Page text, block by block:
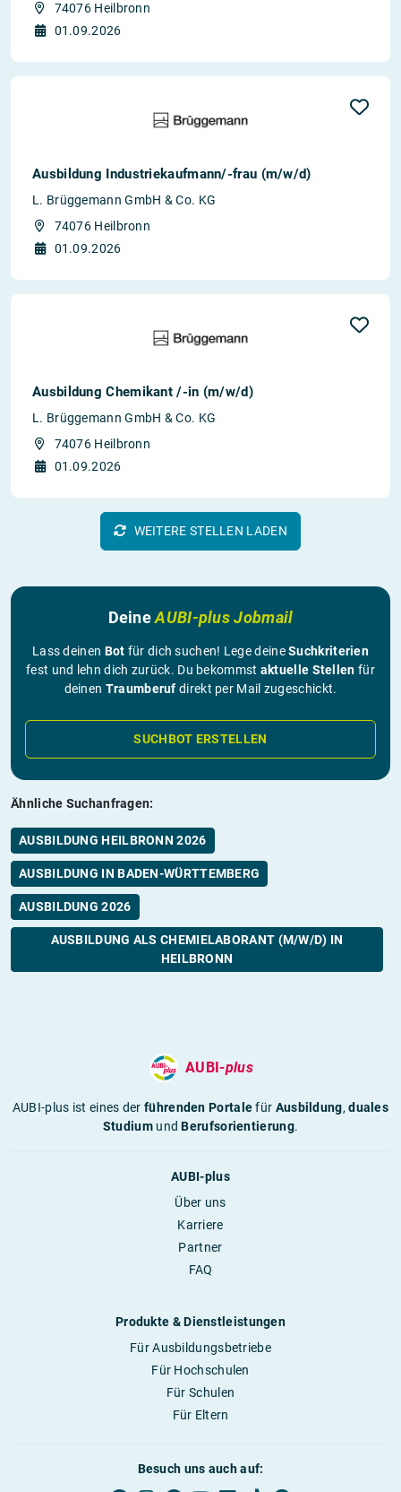
74076 Heilbronn
01.09.2026
Ausbildung Industriekaufmann/-frau (m/w/d)
L. Brüggemann GmbH & Co. KG
74076 Heilbronn
01.09.2026
Ausbildung Chemikant /-in (m/w/d)
L. Brüggemann GmbH & Co. KG
74076 Heilbronn
01.09.2026
WEITERE STELLEN LADEN
DeineAUBI-plus Jobmail
Lass deinen Bot für dich suchen! Lege deineSuchkriterien
fest und lehn dich zurück. Du bekommst aktuelle Stellen für
deinen Traumberuf direkt per Mail zugeschickt.
SUCHBOT ERSTELLEN
Ähnliche Suchanfragen:
AUSBILDUNG HEILBRONN 2026
AUSBILDUNG IN BADEN-WÜRTTEMBERG
AUSBILDUNG 2026
AUSBILDUNG ALS CHEMIELABORANT (M/W/D) IN
HEILBRONN
AUBI-plus
AUBI-plus ist eines derführenden Portalefür Ausbildung,duales
StudiumundBerufsorientierung.
AUBI-plus
Über uns
Karriere
Partner
FAQ
Produkte & Dienstleistungen
Für Ausbildungsbetriebe
Für Hochschulen
Für Schulen
Für Eltern
Besuch uns auch auf: